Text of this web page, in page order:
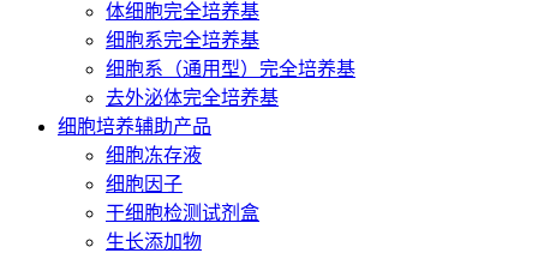
体细胞完全培养基
细胞系完全培养基
细胞系（通用型）完全培养基
去外泌体完全培养基
细胞培养辅助产品
细胞冻存液
细胞因子
干细胞检测试剂盒
生长添加物